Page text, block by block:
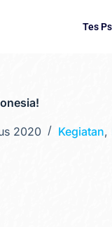
Tes
2020 Kegiatan,